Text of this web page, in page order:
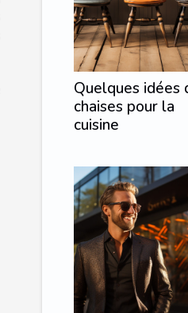
Quelques idées
chaises pour la
cuisine